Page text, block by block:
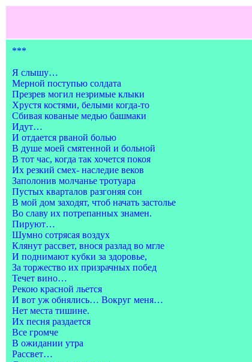
***
Я слышу…
Мерной поступью солдата
Презрев могил незримые клыки
Хрустя костями, белыми когда-то
Сбивая кованые медью башмаки
Идут…
И отдается рваной болью
В душе моей смятенной и больной
В тот час, когда так хочется покоя
Их резкий смех- наследие веков
Заполонив молчанье тротуара
Пустых кварталов разгоняя сон
В мой дом заходят, чтоб начать застолье
Во славу их потрепанных знамен.
Пируют…
Шумно сотрясая воздух
Клянут рассвет, внося разлад во мгле
И поднимают кубки за здоровье,
За торжество их призрачных побед
Течет вино…
Рекою красной льется
И вот уж обнялись… Вокруг меня…
Нет места тишине.
Их песня раздается
Все громче
В ожидании утра
Рассвет…